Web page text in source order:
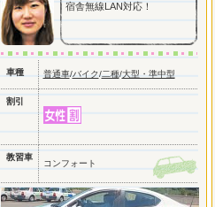
宿舎無線LAN対応！
車種 普通車/バイク/二種/大型・準中型
割引
教習車
コンフォート